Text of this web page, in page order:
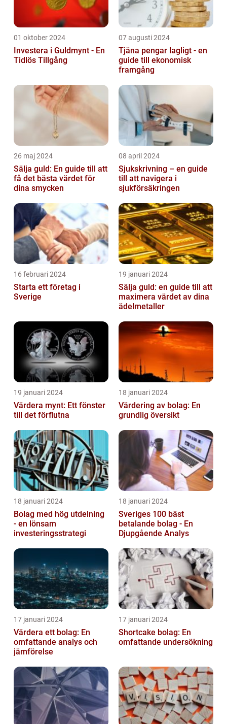
01 oktober 2024
Investera i Guldmynt - En
Tidlös Tillgång
07 augusti 2024
Tjäna pengar lagligt - en
guide till ekonomisk
framgång
26 maj 2024
Sälja guld: En guide till att
få det bästa värdet för
dina smycken
08 april 2024
Sjukskrivning – en guide
till att navigera i
sjukförsäkringen
16 februari 2024
Starta ett företag i
Sverige
19 januari 2024
Sälja guld: en guide till att
maximera värdet av dina
ädelmetaller
19 januari 2024
Värdera mynt: Ett fönster
till det förflutna
18 januari 2024
Värdering av bolag: En
grundlig översikt
18 januari 2024
Bolag med hög utdelning
- en lönsam
investeringsstrategi
18 januari 2024
Sveriges 100 bäst
betalande bolag - En
Djupgående Analys
17 januari 2024
Värdera ett bolag: En
omfattande analys och
jämförelse
17 januari 2024
Shortcake bolag: En
omfattande undersökning